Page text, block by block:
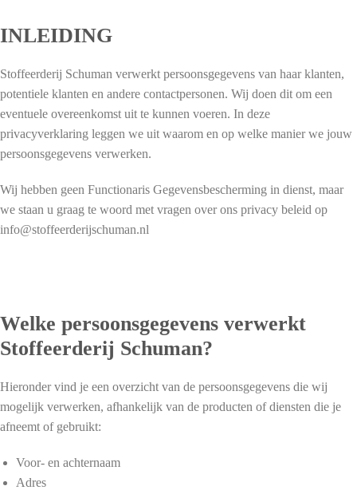
INLEIDING
Stoffeerderij Schuman verwerkt persoonsgegevens van haar klanten,
potentiele klanten en andere contactpersonen. Wij doen dit om een
eventuele overeenkomst uit te kunnen voeren. In deze
privacyverklaring leggen we uit waarom en op welke manier we jouw
persoonsgegevens verwerken.
Wij hebben geen Functionaris Gegevensbescherming in dienst, maar
we staan u graag te woord met vragen over ons privacy beleid op
info@stoffeerderijschuman.nl
Welke persoonsgegevens verwerkt
Stoffeerderij Schuman?
Hieronder vind je een overzicht van de persoonsgegevens die wij
mogelijk verwerken, afhankelijk van de producten of diensten die je
afneemt of gebruikt:
Voor- en achternaam
Adres